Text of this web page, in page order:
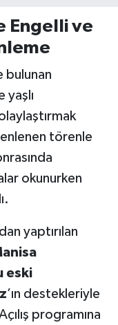
Engelli ve
bulunan
yaşlı
törenle
okunurken
yaptırılan
eski
’ın destekleriyle
programına